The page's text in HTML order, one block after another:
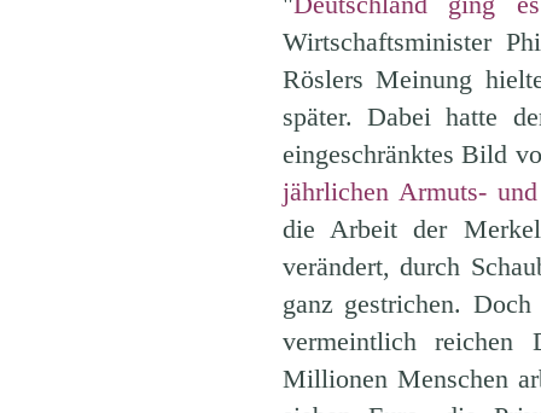
Wirtschaftsminister
Röslers Meinung
später. Dabei hatte
eingeschränktes Bild
jährlichen Armuts-
die Arbeit der
verändert, durch
ganz gestrichen.
vermeintlich reichen
Millionen Menschen